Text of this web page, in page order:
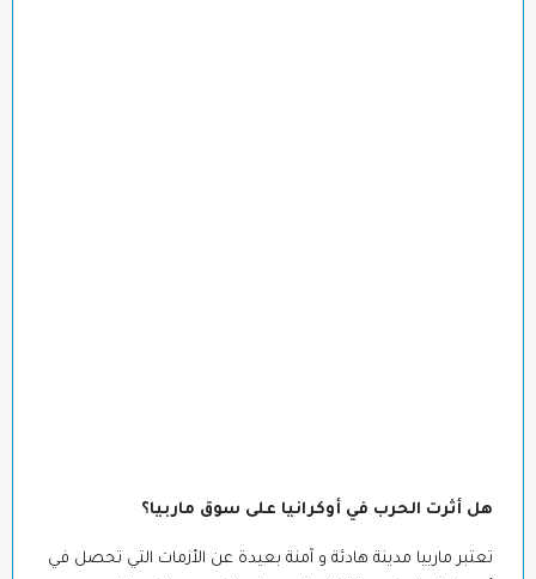
هل أثرت الحرب في أوكرانيا على سوق ماربيا؟
تعتبر ماربيا مدينة هادئة و آمنة بعيدة عن الأزمات التي تحصل في